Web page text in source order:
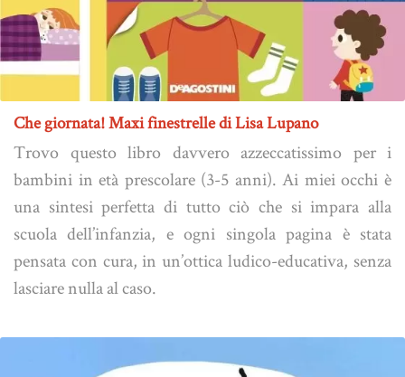
Che giornata! Maxi finestrelle di Lisa Lupano
Trovo questo libro davvero azzeccatissimo per i
bambini in età prescolare (3-5 anni). Ai miei occhi è
una sintesi perfetta di tutto ciò che si impara alla
scuola dell’infanzia, e ogni singola pagina è stata
pensata con cura, in un’ottica ludico-educativa, senza
lasciare nulla al caso.